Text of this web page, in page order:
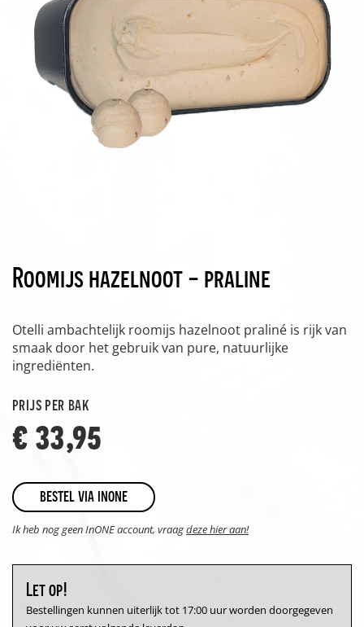
Roomijs hazelnoot - praline
Otelli ambachtelijk roomijs hazelnoot praliné is rijk van
smaak door het gebruik van pure, natuurlijke
ingrediënten.
prijs per bak
€ 33,95
bestel via inone
Ik heb nog geen InONE account, vraagdeze hier aan!
Let op!
Bestellingen kunnen uiterlijk tot 17:00 uur worden doorgegeven